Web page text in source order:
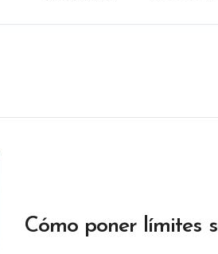
Cómo poner límites